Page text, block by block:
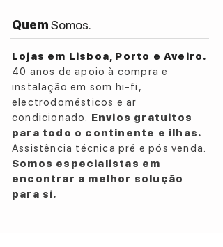
QuemSomos.
Lojas em Lisboa, Porto e Aveiro.
40 anos de apoio à compra e
instalação em som hi-fi,
electrodomésticos e ar
condicionado. Envios gratuitos
para todo o continente e ilhas.
Assistência técnica pré e pós venda.
Somos especialistas em
encontrar a melhor solução
para si.